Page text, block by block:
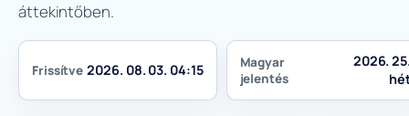
áttekintőben.
Frissítve 2026. 08. 03. 04:15
Magyar
jelentés
2026.